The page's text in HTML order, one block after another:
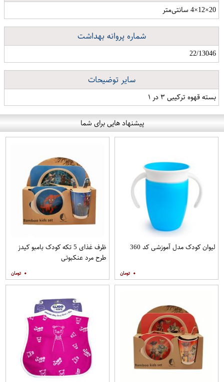
20×12×4 سانتی‌متر
شماره پروانه بهداشت
22/13046
سایر توضیحات
بسته قهوه ترکیبی ۳ در ۱
پیشنهاد هایی برای شما
لیوان کودک مدل آموزشی کد 360
۰
ظرف غذای 5 تکه کودک بامبو کیدز
طرح مرد عنکبوتی
۰